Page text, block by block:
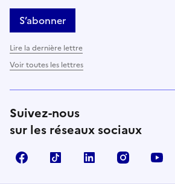
S’abonner
Lire la dernière lettre
Voir toutes les lettres
Suivez-nous
sur les réseaux sociaux
FacebookTikTok LinkedIn Instagram